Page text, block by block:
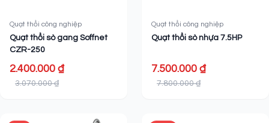
Quạt thổi công nghiệp
Quạt thổi sò gang Soffnet
CZR-250
2.400.000 ₫
3.070.000 ₫
Quạt thổi công nghiệp
Quạt thổi sò nhựa 7.5HP
7.500.000 ₫
7.800.000 ₫